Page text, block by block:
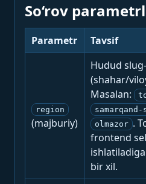
So‘rov
Parametr Tavsif
region
(majburiy)
Hudud
(shahar/
Masalan:
olmazor .
frontend
bir xil.